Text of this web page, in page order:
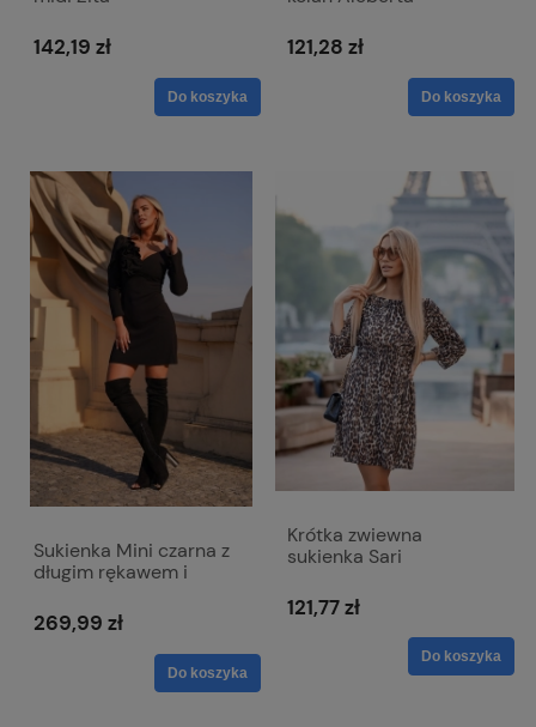
142,19 zł
Do koszyka
121,28 zł
Do koszyka
Sukienka Mini czarna z
długim rękawem i
Emma
269,99 zł
Do koszyka
Krótka zwiewna
sukienka Sari
121,77 zł
Do koszyka